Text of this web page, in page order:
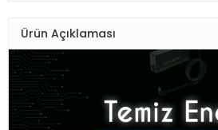
Ürün Açıklaması